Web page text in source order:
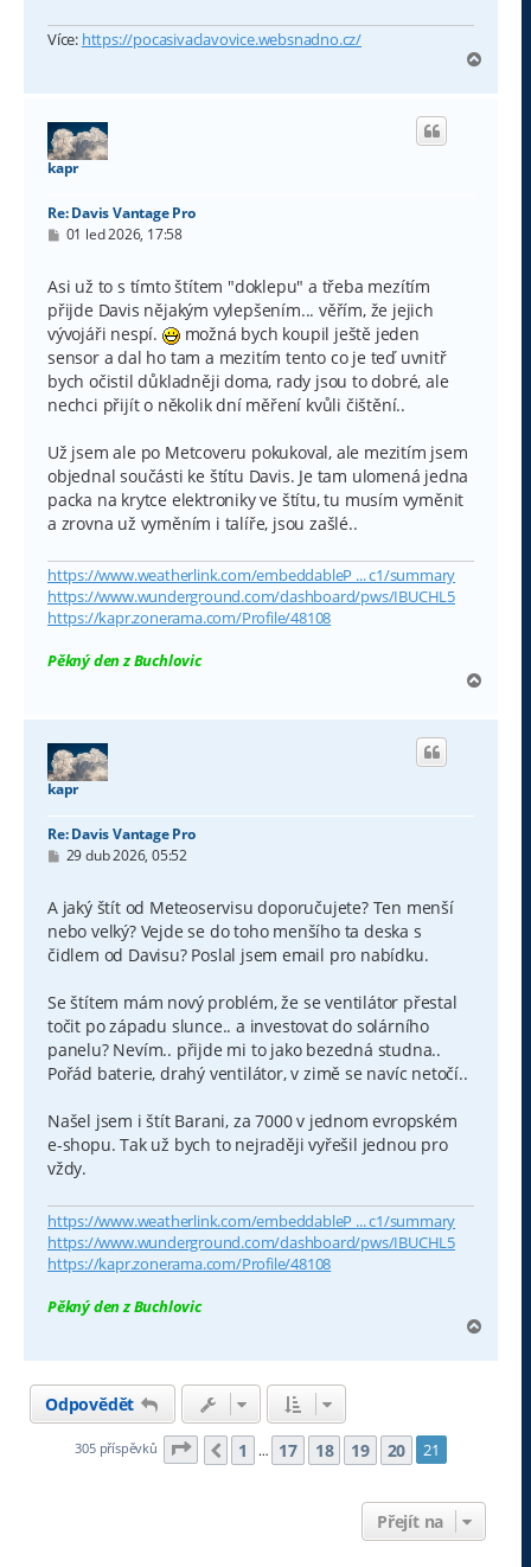
Více: https://pocasivaclavovice.websnadno.cz/
h
kapr
Re: Davis Vantage Pro
P
s
p
ě
v
k
01 led 2026, 17:58
Asi už to s tímto štítem "doklepu" a třeba mezítím
přijde Davis nějakým vylepšením... věřím, že jejich
vývojáři nespí.
možná bych koupil ještě jeden
sensor a dal ho tam a mezitím tento co je teď uvnitř
bych očistil důkladněji doma, rady jsou to dobré, ale
nechci přijít o několik dní měření kvůli čištění..
Už jsem ale po Metcoveru pokukoval, ale mezitím jsem
objednal součásti ke štítu Davis. Je tam ulomená jedna
packa na krytce elektroniky ve štítu, tu musím vyměnit
a zrovna už vyměním i talíře, jsou zašlé..
https://www.weatherlink.com/embeddableP ... c1/summary
https://www.wunderground.com/dashboard/pws/IBUCHL5
https://kapr.zonerama.com/Profile/48108
Pěkný den z Buchlovic
h
kapr
Re: Davis Vantage Pro
P
s
p
ě
v
29 dub 2026, 05:52
A jaký štít od Meteoservisu doporučujete? Ten menší
nebo velký? Vejde se do toho menšího ta deska s
čidlem od Davisu? Poslal jsem email pro nabídku.
Se štítem mám nový problém, že se ventilátor přestal
točit po západu slunce.. a investovat do solárního
panelu? Nevím.. přijde mi to jako bezedná studna..
Pořád baterie, drahý ventilátor, v zimě se navíc netočí..
Našel jsem i štít Barani, za 7000 v jednom evropském
e-shopu. Tak už bych to nejraději vyřešil jednou pro
vždy.
https://www.weatherlink.com/embeddableP ... c1/summary
https://www.wunderground.com/dashboard/pws/IBUCHL5
https://kapr.zonerama.com/Profile/48108
Pěkný den z Buchlovic
h
Odpovědět
305 příspěvků Stránka21 z21
Předchozí
1 … 17 18 19 20 21
Přejít na